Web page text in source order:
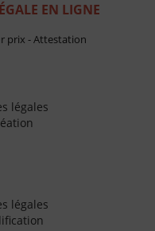
EN LIGNE
prix - Attestation
légales
légales